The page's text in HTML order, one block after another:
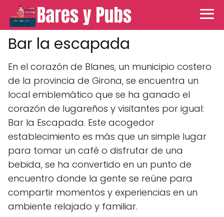
Bar la escapada
En el corazón de Blanes, un municipio costero
de la provincia de Girona, se encuentra un
local emblemático que se ha ganado el
corazón de lugareños y visitantes por igual:
Bar la Escapada. Este acogedor
establecimiento es más que un simple lugar
para tomar un café o disfrutar de una
bebida, se ha convertido en un punto de
encuentro donde la gente se reúne para
compartir momentos y experiencias en un
ambiente relajado y familiar.